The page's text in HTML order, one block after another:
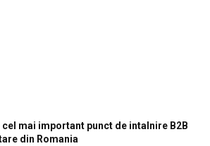
cel mai important punct de intalnire B2B
din Romania